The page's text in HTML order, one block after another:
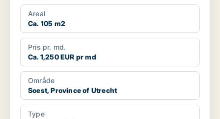
Areal
Ca. 105 m2
Pris pr. md.
Ca. 1,250 EUR pr md
Område
Soest, Province of Utrecht
Type